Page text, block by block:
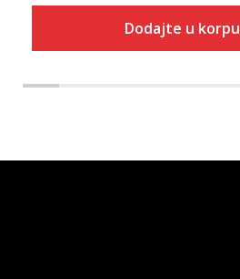
Dodajte u korpu